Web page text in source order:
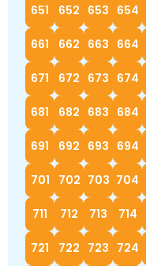
651 652 653 654
661 662 663 664
671 672 673 674
681 682 683 684
691 692 693 694
701 702 703 704
711 712 713 714
721 722 723 724